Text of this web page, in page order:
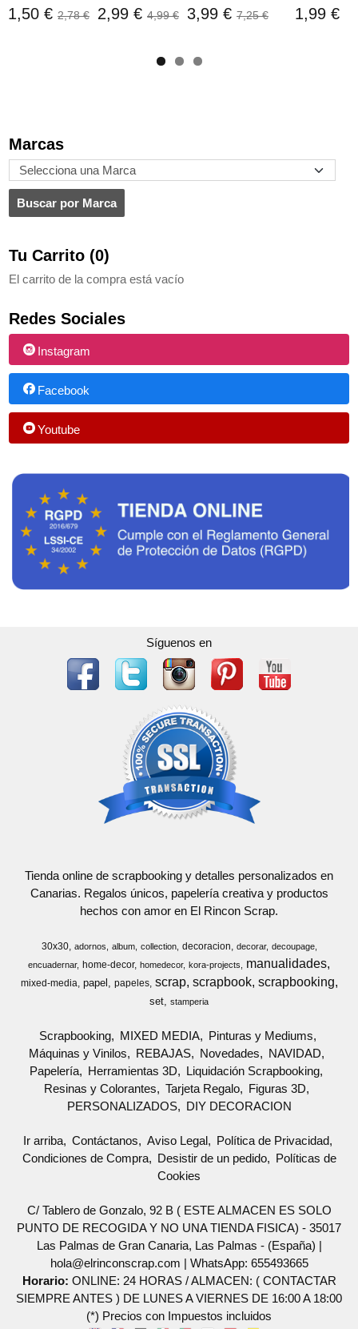
Marcas
Tu Carrito (0)
El carrito de la compra está vacío
Redes Sociales
Instagram
Facebook
Youtube
1,50 € 2,78 €
2,99 € 4,99 €
3,99 € 7,25 €
1,99 €
Síguenos en
Tienda online de scrapbooking y detalles personalizados en
Canarias. Regalos únicos, papelería creativa y productos
hechos con amor en El Rincon Scrap.
30x30 adornos album collection decoracion decorar
decoupage
encuadernar
home-decor homedecor kora-projects manualidades
mixed-media papel papeles scrap scrapbook scrapbooking
set stamperia
Scrapbooking MIXED MEDIA
Pinturas y Mediums
Máquinas y Vinilos
REBAJAS Novedades
NAVIDAD
Papelería
Herramientas 3D
Liquidación Scrapbooking
Resinas y Colorantes
Tarjeta Regalo
Figuras 3D
PERSONALIZADOS
DIY DECORACION
Ir arriba Contáctanos Aviso Legal
Política de Privacidad
Condiciones de Compra
Desistir de un pedido
Políticas de
Cookies
C/ Tablero de Gonzalo, 92 B ( ESTE ALMACEN ES SOLO
PUNTO DE RECOGIDA Y NO UNA TIENDA FISICA) - 35017
Las Palmas de Gran Canaria, Las Palmas - (España) |
hola@elrinconscrap.com | WhatsApp: 655493665
Horario: ONLINE: 24 HORAS / ALMACEN: ( CONTACTAR
SIEMPRE ANTES ) DE LUNES A VIERNES DE 16:00 A 18:00
(*) Precios con Impuestos incluidos